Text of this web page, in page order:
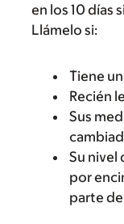
en los 10 días
Llámelo si:
Tiene
Recién
Sus
Su nivel
por
parte